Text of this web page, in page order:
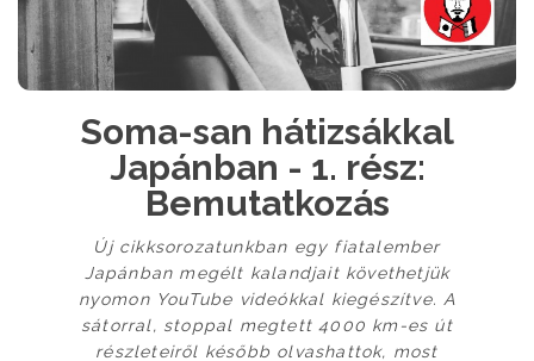
Soma-san hátizsákkal
Japánban - 1. rész:
Bemutatkozás
Új cikksorozatunkban egy fiatalember
Japánban megélt kalandjait követhetjük
nyomon YouTube videókkal kiegészítve. A
sátorral, stoppal megtett 4000 km-es út
részleteiről később olvashattok, most